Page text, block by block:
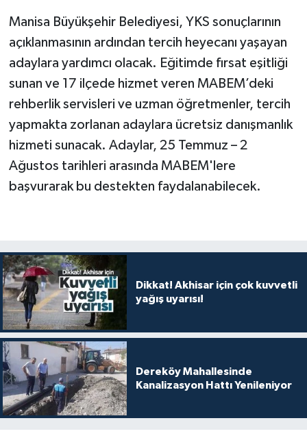
Manisa Büyükşehir Belediyesi, YKS sonuçlarının
açıklanmasının ardından tercih heyecanı yaşayan
adaylara yardımcı olacak. Eğitimde fırsat eşitliği
sunan ve 17 ilçede hizmet veren MABEM’deki
rehberlik servisleri ve uzman öğretmenler, tercih
yapmakta zorlanan adaylara ücretsiz danışmanlık
hizmeti sunacak. Adaylar, 25 Temmuz – 2
Ağustos tarihleri arasında MABEM'lere
başvurarak bu destekten faydalanabilecek.
Dikkat! Akhisar için çok kuvvetli
yağış uyarısı!
Dereköy Mahallesinde
Kanalizasyon Hattı Yenileniyor